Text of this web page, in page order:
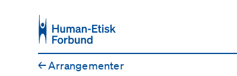
←Arrangementer